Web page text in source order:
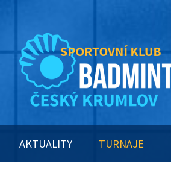
AKTUALITY TURNAJE